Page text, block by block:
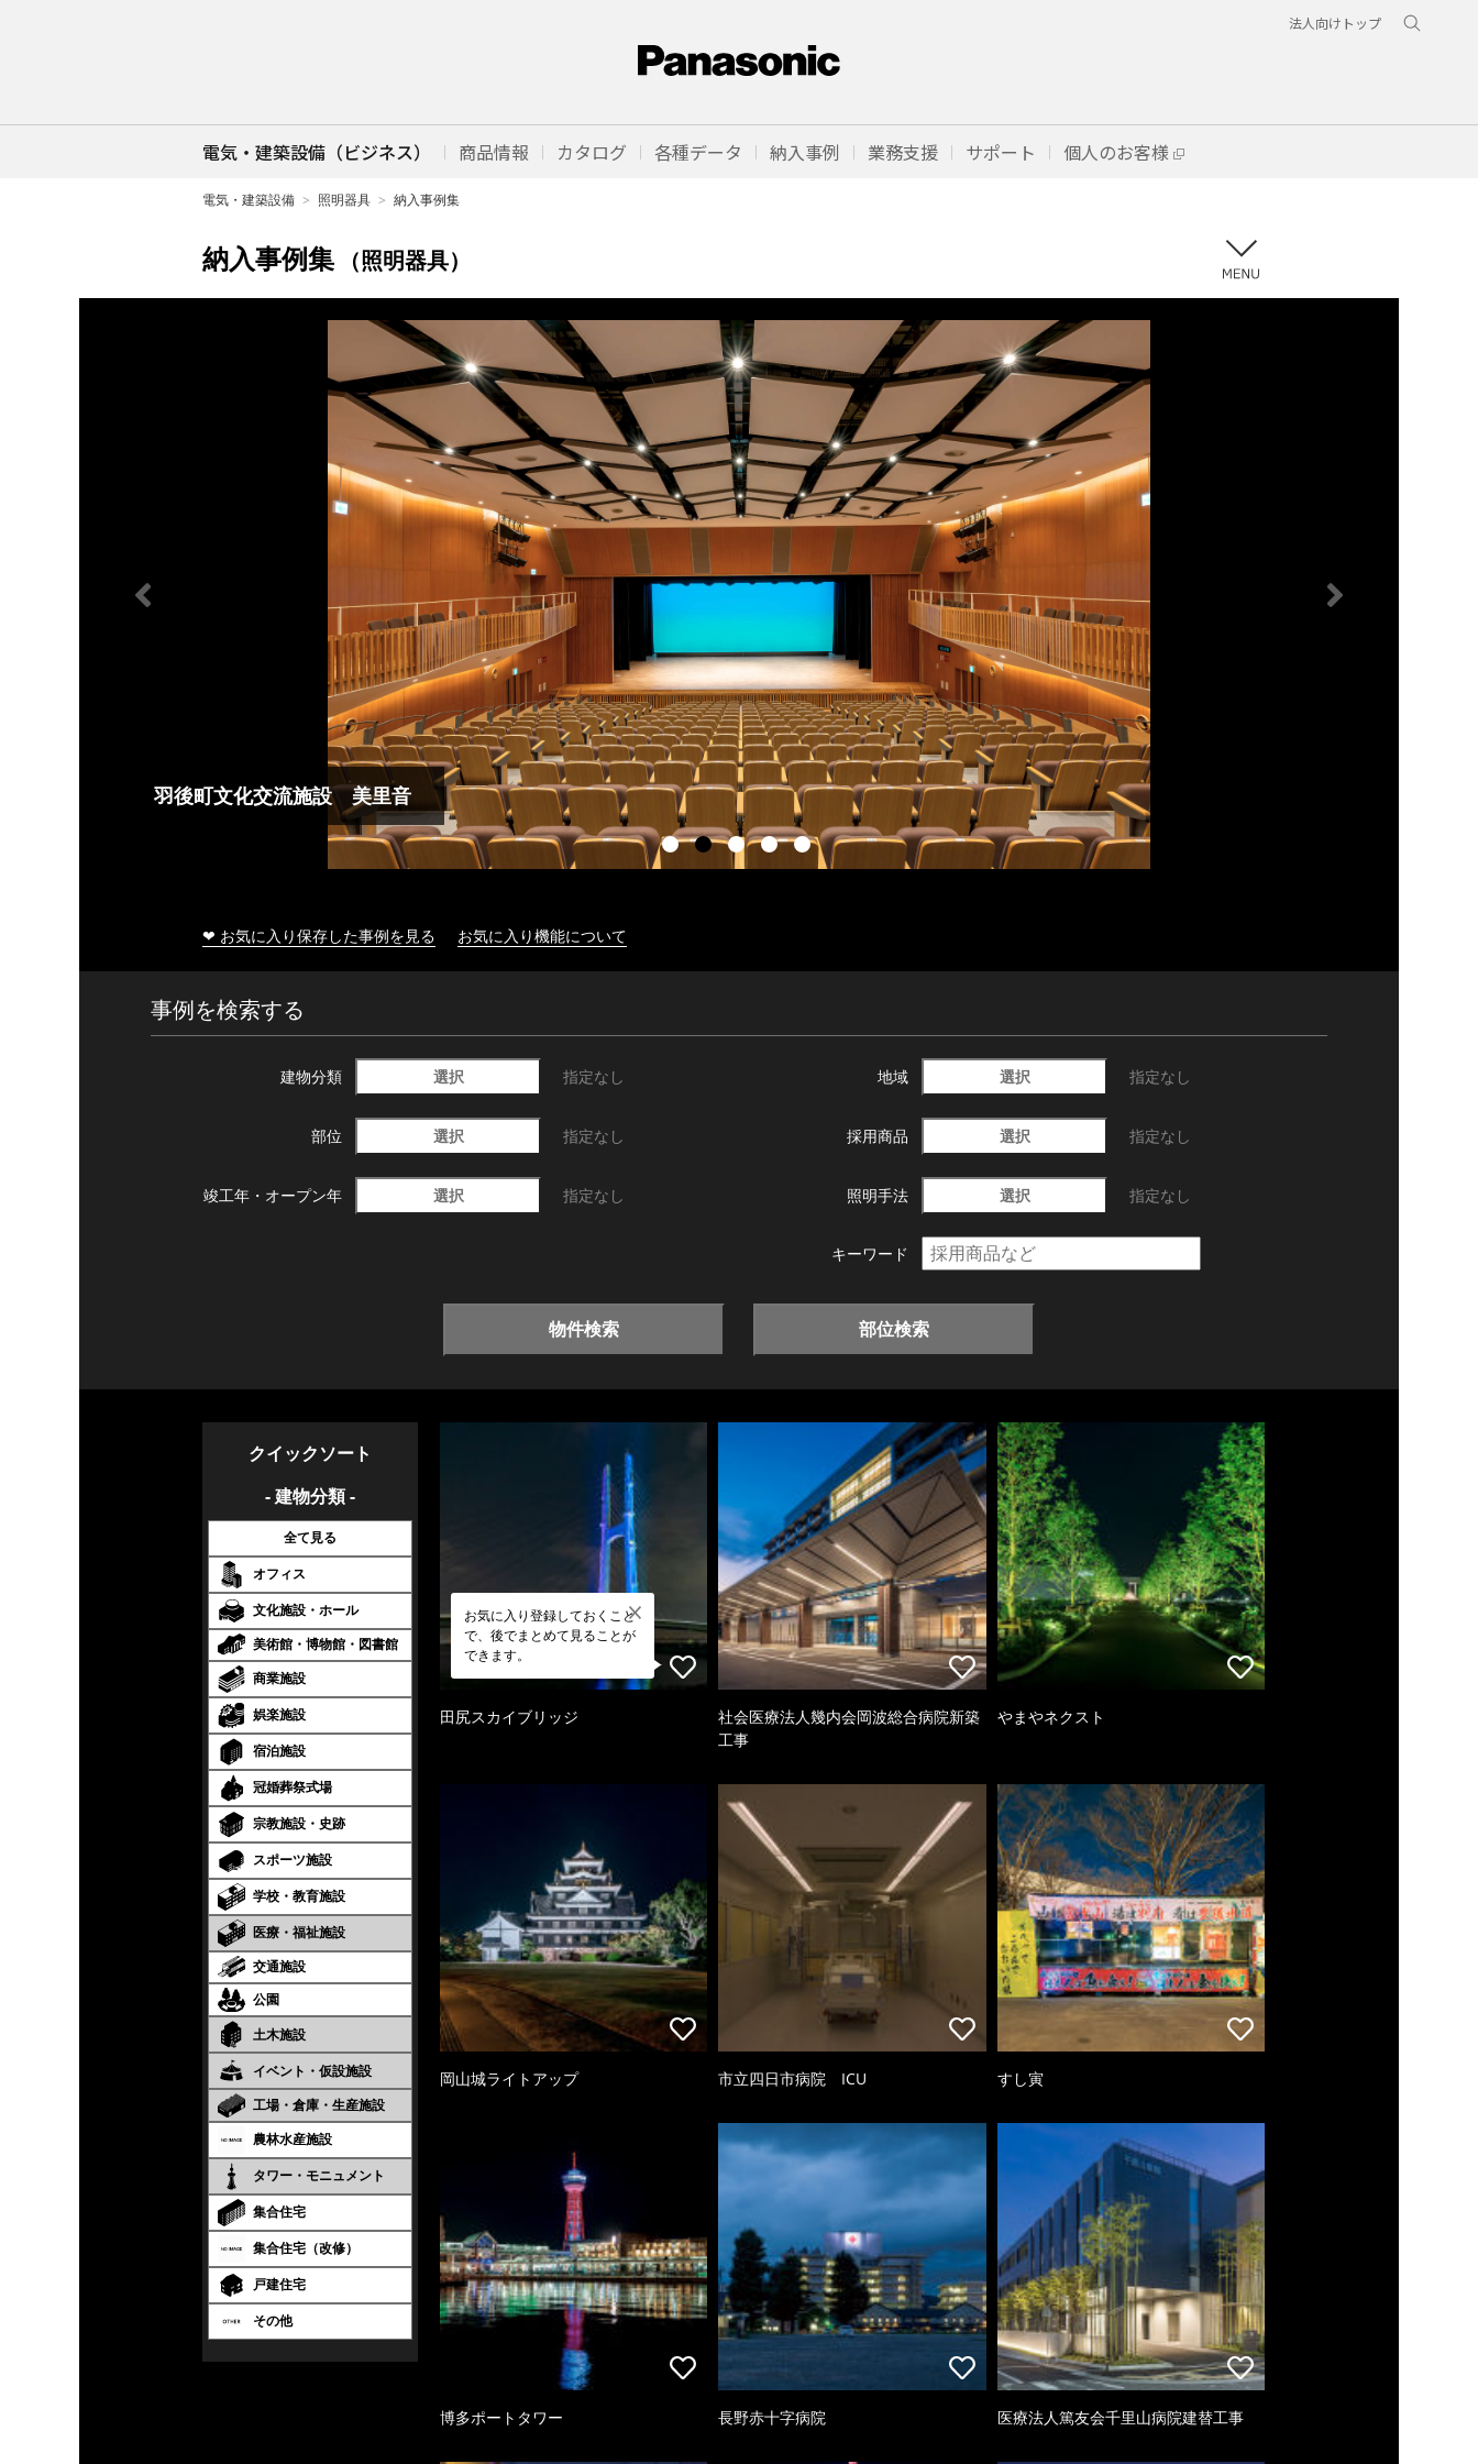
法人向けトップ
電気・建築設備（ビジネス） 商品情報 カタログ 各種データ 納入事例 業務支援 サポート 個人のお客様
電気・建築設備 照明器具 納入事例集
納入事例集 （照明器具）
大船渡市民文化会館
❤ お気に入り保存した事例を見る お気に入り機能について
事例を検索する
建物分類 選択 指定なし 地域 選択 指定なし
部位 選択 指定なし 採用商品 選択 指定なし
竣工年・ オープン年 選択 指定なし 照明手法 選択 指定なし
キーワード
物件検索 部位検索
クイックソート
- 建物分類 -
全て見る
オフィス
文化施設・ホール
美術館・博物館・図書館
商業施設
娯楽施設
宿泊施設
冠婚葬祭式場
宗教施設・史跡
スポーツ施設
学校・教育施設
医療・福祉施設
交通施設
公園
土木施設
イベント・仮設施設
工場・倉庫・生産施設
農林水産施設
タワー・モニュメント
集合住宅
集合住宅（改修）
戸建住宅
その他
お気に入り登録しておくこと
で、後でまとめて見ることが
できます。
田尻スカイブリッジ
社会医療法人幾内会岡波総合病院新築
工事
やまやネクスト
岡山城ライトアップ 市立四日市病院 ICU すし寅
博多ポートタワー 長野赤十字病院 医療法人篤友会千里山病院建替工事